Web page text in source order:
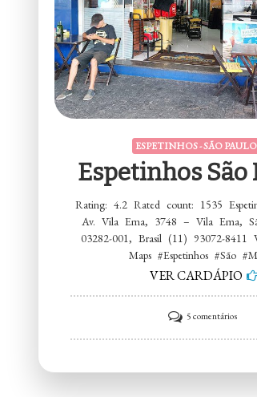
ESPETINHOS - SÃO PAULO
Espetinhos São
Rating: 4.2 Rated count: 1535
Av. Vila Ema, 3748 – Vila Ema,
03282-001, Brasil (11) 93072-8411
Maps #Espetinhos #São
VER CARDÁPIO
5 comentáriosem